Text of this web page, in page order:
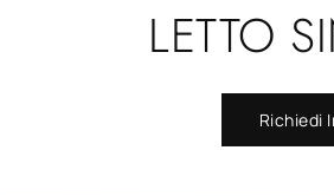
LETTO
Richiedi